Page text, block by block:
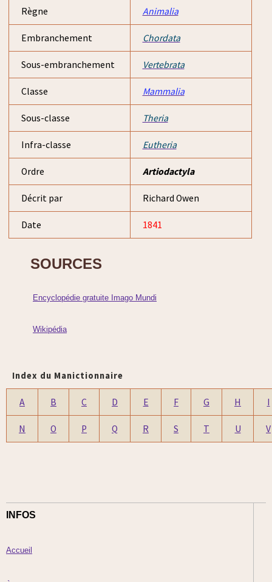
Règne Animalia
Embranchement Chordata
Sous-embranchement Vertebrata
Classe Mammalia
Sous-classe Theria
Infra-classe Eutheria
Ordre Artiodactyla
Décrit par Richard Owen
Date 1841
SOURCES
Encyclopédie gratuite Imago Mundi
Wikipédia
Index du Manictionnaire
A B C D E F G H I
N O P Q R S T U V
INFOS
Accueil